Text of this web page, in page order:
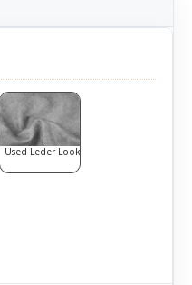
Used Leder Look